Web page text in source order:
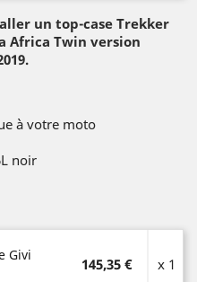
un top-case Trekker
Africa Twin version
à votre moto
noir
Givi
145,35 € x 1